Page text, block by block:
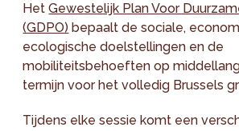
HetGewestelijk Plan Voor
(GDPO) bepaalt de sociale,
ecologische doelstellingen en de
mobiliteitsbehoeften op
termijn voor het volledig Brussels
Tijdens elke sessie komt een